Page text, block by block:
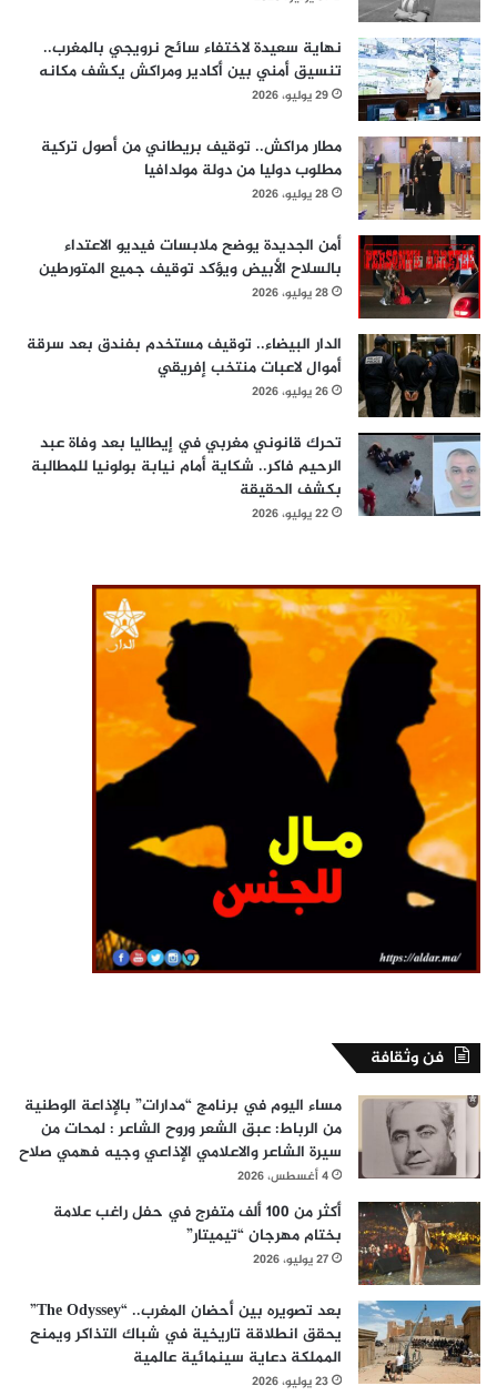
نهاية سعيدة لاختفاء سائح نرويجي بالمغرب..
تنسيق أمني بين أكادير ومراكش يكشف مكانه
29 يوليو، 2026
مطار مراكش.. توقيف بريطاني من أصول تركية
مطلوب دوليا من دولة مولدافيا
28 يوليو، 2026
أمن الجديدة يوضح ملابسات فيديو الاعتداء
بالسلاح الأبيض ويؤكد توقيف جميع المتورطين
28 يوليو، 2026
الدار البيضاء.. توقيف مستخدم بفندق بعد سرقة
أموال لاعبات منتخب إفريقي
26 يوليو، 2026
تحرك قانوني مغربي في إيطاليا بعد وفاة عبد
الرحيم فاكر.. شكاية أمام نيابة بولونيا للمطالبة
بكشف الحقيقة
22 يوليو، 2026
فن وثقافة
مساء اليوم في برنامج “مدارات” بالإذاعة الوطنية
من الرباط: عبق الشعر وروح الشاعر : لمحات من
سيرة الشاعر والاعلامي الإذاعي وجيه فهمي صلاح
4 أغسطس، 2026
أكثر من 100 ألف متفرج في حفل راغب علامة
بختام مهرجان “تيميتار”
27 يوليو، 2026
بعد تصويره بين أحضان المغرب.. “The Odyssey”
يحقق انطلاقة تاريخية في شباك التذاكر ويمنح
المملكة دعاية سينمائية عالمية
23 يوليو، 2026